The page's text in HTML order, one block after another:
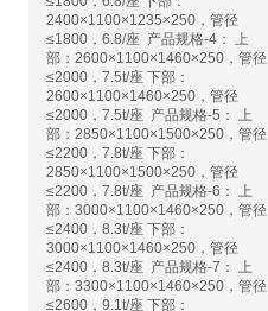
2400×1100×1235×250，管径
≤1800，6.8/座 产品规格-4： 上
部：2600×1100×1460×250，管径
≤2000，7.5t/座 下部：
2600×1100×1460×250，管径
≤2000，7.5t/座 产品规格-5： 上
部：2850×1100×1500×250，管径
≤2200，7.8t/座 下部：
2850×1100×1500×250，管径
≤2200，7.8t/座 产品规格-6： 上
部：3000×1100×1460×250，管径
≤2400，8.3t/座 下部：
3000×1100×1460×250，管径
≤2400，8.3t/座 产品规格-7： 上
部：3300×1100×1460×250，管径
≤2600，9.1t/座 下部：